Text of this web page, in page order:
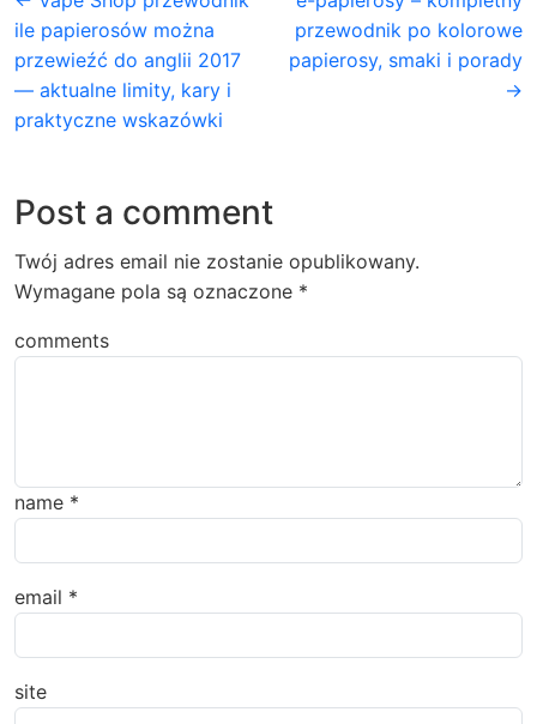
ile papierosów można
przewieźć do anglii 2017
— aktualne limity, kary i
praktyczne wskazówki
przewodnik po kolorowe
papierosy, smaki i porady
→
Post a comment
Twój adres email nie zostanie opublikowany.
Wymagane pola są oznaczone *
comments
name *
email *
site